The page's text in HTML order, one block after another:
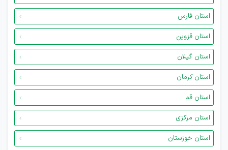
استان فارس
استان قزوین
استان گیلان
استان کرمان
استان قم
استان مرکزی
استان خوزستان